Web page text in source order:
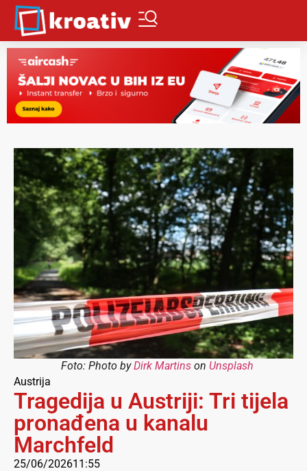
Foto: Photo byDirk Martinson Unsplash
Austrija
Tragedija u Austriji: Tri tijela
pronađena u kanalu
Marchfeld
25/06/202611:55